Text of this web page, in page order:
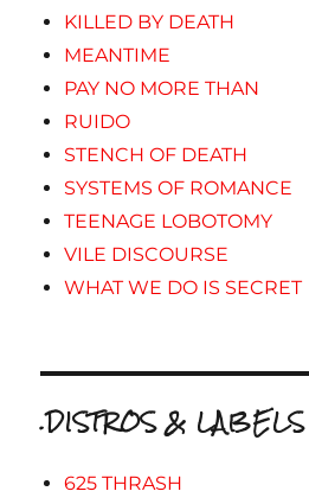
KILLED BY DEATH
MEANTIME
PAY NO MORE THAN
RUIDO
STENCH OF DEATH
SYSTEMS OF ROMANCE
TEENAGE LOBOTOMY
VILE DISCOURSE
WHAT WE DO IS SECRET
.DISTROS & LABELS
625 THRASH